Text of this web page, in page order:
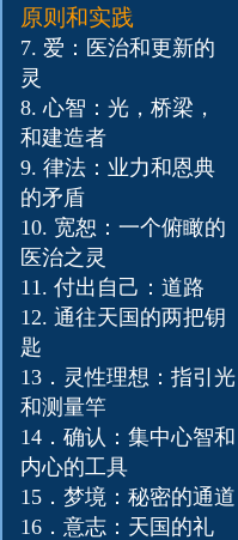
原则和实践
7. 爱：医治和更新的
灵
8. 心智：光，桥梁，
和建造者
9. 律法：业力和恩典
的矛盾
10. 宽恕：一个俯瞰的
医治之灵
11.​ 付出自己：道路
12.​ 通往天国的两把钥
匙
13．灵性理想：指引光
和测量竿
14．确认：集中心智和
内心的工具
15．梦境：秘密的通道
16．意志：天国的礼